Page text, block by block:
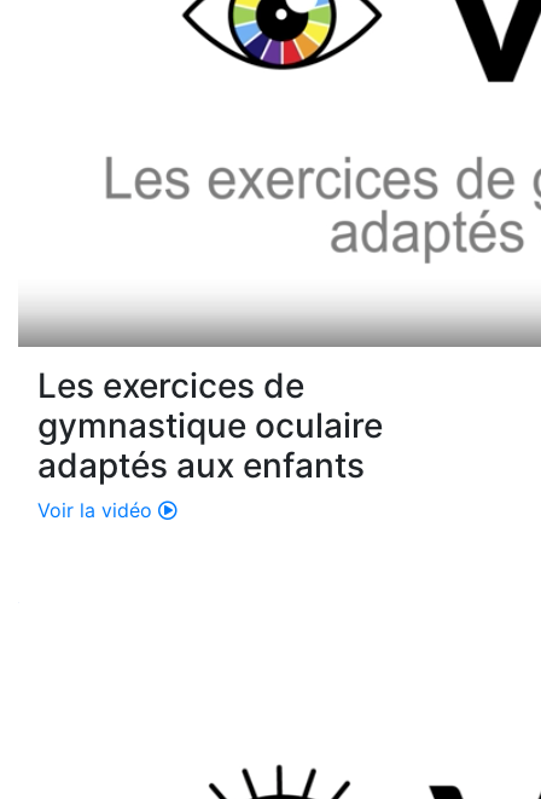
Les exercices de
gymnastique oculaire
adaptés aux enfants
Voir la vidéo